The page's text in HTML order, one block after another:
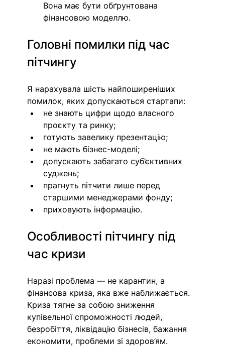
Вона має бути обґрунтована
фінансовою моделлю.
Головні помилки під час
пітчингу
Я нарахувала шість найпоширеніших
помилок, яких допускаються стартапи:
не знають цифри щодо власного
проєкту та ринку;
готують завелику презентацію;
не мають бізнес-моделі;
допускають забагато суб’єктивних
суджень;
прагнуть пітчити лише перед
старшими менеджерами фонду;
приховують інформацію.
Особливості пітчингу під
час кризи
Наразі проблема — не карантин, а
фінансова криза, яка вже наближається.
Криза тягне за собою зниження
купівельної спроможності людей,
безробіття, ліквідацію бізнесів, бажання
економити, проблеми зі здоров’ям.